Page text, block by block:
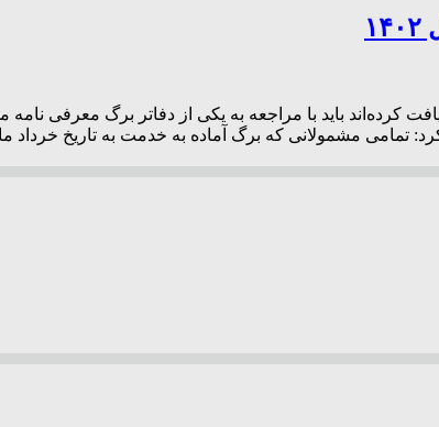
مشمولانی که برگ آماده به خدمت به تاریخ خرداد ماه سال ۱۴۰۲ دریافت کرده‌اند باید با